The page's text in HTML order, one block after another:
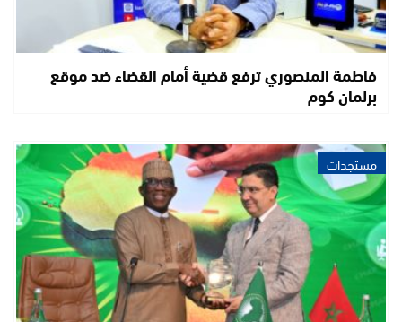
فاطمة المنصوري ترفع قضية أمام القضاء ضد موقع
برلمان كوم
مستجدات